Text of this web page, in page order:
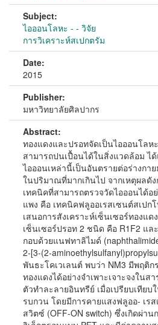
Subject:
ไอออนโลหะ - - วิจัย
การวิเคราะห์สเปกตรัม
Date:
2015
Publisher:
มหาวิทยาลัยศิลปากร
Abstract:
ทองแดงและปรอทจัดเป็นไอออนโล
สามารถปนเปื้อนได้ในสิ่งแวดล้อม ไ
ไอออนเหล่านี้เป็นอันตรายต่อร่างกา
ในปริมาณที่มากเกินไป จากเหตุผลดั
เทคนิคที่สามารถตรวจวัดไอออนได้อ
แพง คือ เทคนิคฟลูออเรสเซนต์สเปก
เสนอการสังเคราะห์เซ็นเซอร์ทองแ
เซ็นเซอร์ปรอท 2 ชนิด คือ R1F2 แล
กอบด้วยแนฟทาลิไมด์
2-[3-(2-
พันธะโคเวเลนต์ พบว่า NM3 มีพฤติ
ทองแดงได้อย่างจำเพาะเจาะจงใน
ตัวทำละลายอินทรีย์ เมื่อเปรียบเทีย
รบกวน โดยมีการคายแสงฟลูออ- เร
สวิตซ์ (OFF-ON switch) ซึ่งเกิดผ่า